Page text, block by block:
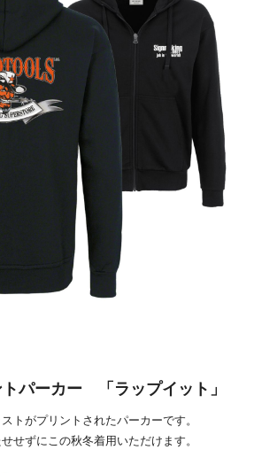
パーカー 「ラップイット」
トがプリントされたパーカーです。
せずにこの秋冬着用いただけます。